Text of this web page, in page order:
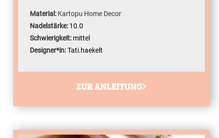
Material: Kartopu Home Decor
Nadelstärke: 10.0
Schwierigkeit: mittel
Designer*in:Tati.haekelt
ZUR ANLEITUNG